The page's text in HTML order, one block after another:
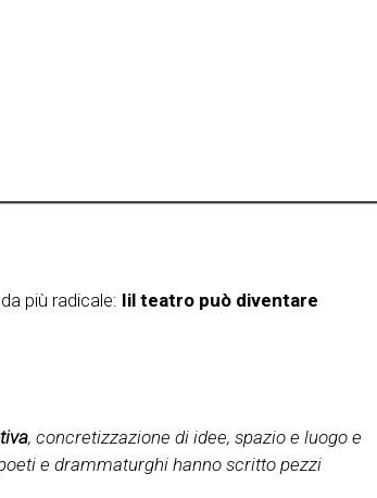
più radicale: Iil teatro può diventare
, concretizzazione di idee, spazio e luogo e
e drammaturghi hanno scritto pezzi